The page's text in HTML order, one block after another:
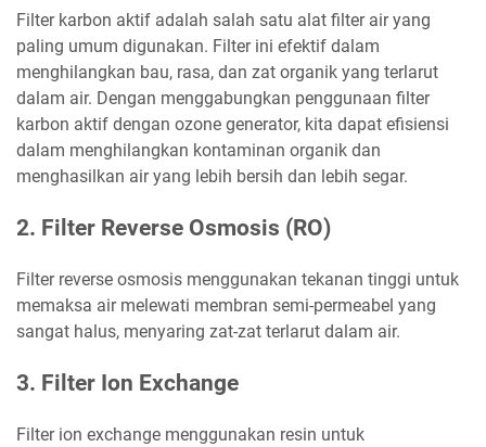
Filter karbon aktif adalah salah satu alat filter air yang
paling umum digunakan. Filter ini efektif dalam
menghilangkan bau, rasa, dan zat organik yang terlarut
dalam air. Dengan menggabungkan penggunaan filter
karbon aktif dengan ozone generator, kita dapat efisiensi
dalam menghilangkan kontaminan organik dan
menghasilkan air yang lebih bersih dan lebih segar.
2. Filter Reverse Osmosis (RO)
Filter reverse osmosis menggunakan tekanan tinggi untuk
memaksa air melewati membran semi-permeabel yang
sangat halus, menyaring zat-zat terlarut dalam air.
3. Filter Ion Exchange
Filter ion exchange menggunakan resin untuk